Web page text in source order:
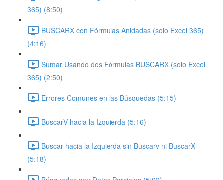
365) (8:50)
BUSCARX con Fórmulas Anidadas (solo Excel 365)
(4:16)
Sumar Usando dos Fórmulas BUSCARX (solo Excel
365) (2:50)
Errores Comunes en las Búsquedas (5:15)
BuscarV hacia la Izquierda (5:16)
Buscar hacia la Izquierda sin Buscarv ni BuscarX
(5:18)